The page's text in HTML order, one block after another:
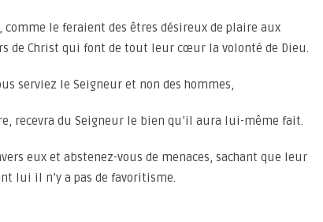
le feraient des êtres désireux de plaire aux
de Christ qui font de tout leur cœur la volonté de Dieu.
serviez le Seigneur et non des hommes,
recevra du Seigneur le bien qu’il aura lui-même fait.
eux et abstenez-vous de menaces, sachant que leur
lui il n’y a pas de favoritisme.